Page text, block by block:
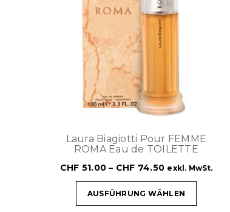
Laura Biagiotti Pour FEMME
ROMA Eau de TOILETTE
CHF 51.00 – CHF 74.50 exkl. MwSt.
AUSFÜHRUNG WÄHLEN